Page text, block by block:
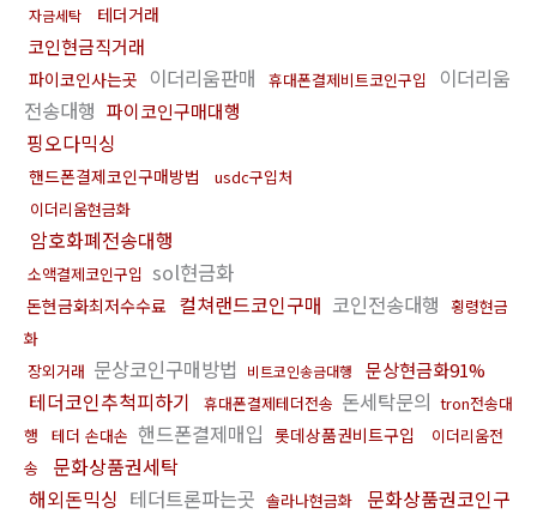
자금세탁 테더거래
코인현금직거래
파이코인사는곳 이더리움판매 휴대폰결제비트코인구입
이더리움
전송대행 파이코인구매대행
핑오다믹싱
핸드폰결제코인구매방법
usdc구입처
이더리움현금화
암호화폐전송대행
소액결제코인구입 sol현금화
돈현금화최저수수료 컬쳐랜드코인구매 코인전송대행 횡령현금
화
장외거래 문상코인구매방법 비트코인송금대행 문상현금화91%
테더코인추척피하기 휴대폰결제테더전송 돈세탁문의 tron전송대
행
테더 손대손 핸드폰결제매입 롯데상품권비트구입
이더리움전
송
문화상품권세탁
해외돈믹싱 테더트론파는곳 솔라나현금화
문화상품권코인구